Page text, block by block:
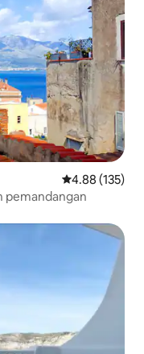
Penarafan
4.88 (135)
pemandangan